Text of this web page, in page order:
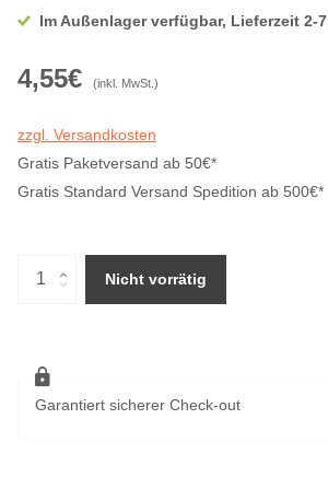
Im Außenlager verfügbar, Lieferzeit 2-
4,55€ (inkl. MwSt.)
zzgl. Versandkosten
Gratis Paketversand ab 50€*
Gratis Standard Versand Spedition ab 500€*
Nicht vorrätig
Garantiert sicherer Check-out